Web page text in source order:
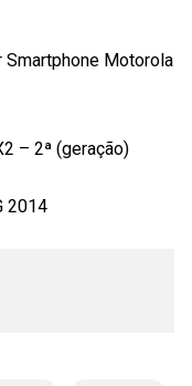
Smartphone Motorola
– 2ª (geração)
2014